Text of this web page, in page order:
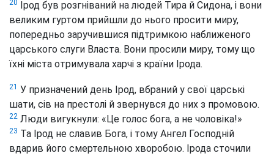
20 Ірод був розгніваний на людей Тира й Сидона, і вони
великим гуртом прийшли до нього просити миру,
попередньо заручившися підтримкою наближеного
царського слуги Власта. Вони просили миру, тому що
їхні міста отримувала харчі з країни Ірода.
21 У призначений день Ірод, вбраний у свої царські
шати, сів на престолі й звернувся до них з промовою.
22 Люди вигукнули: «Це голос бога, а не чоловіка!»
23 Та Ірод не славив Бога, і тому Ангел Господній
вдарив його смертельною хворобою. Ірода сточили